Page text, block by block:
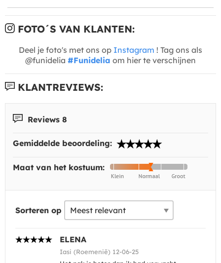
FOTO´S VAN KLANTEN:
Deel je foto's met ons op Instagram ! Tag ons als
@funidelia #Funidelia om hier te verschijnen
KLANTREVIEWS:
Reviews 8
Gemiddelde beoordeling:
Maat van het kostuum:
Sorteren op
ELENA
Iasi (Roemenië) 12-06-25